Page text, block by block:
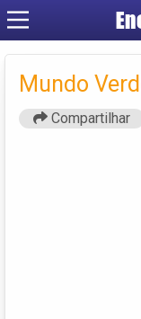
Mundo
Compartilhar